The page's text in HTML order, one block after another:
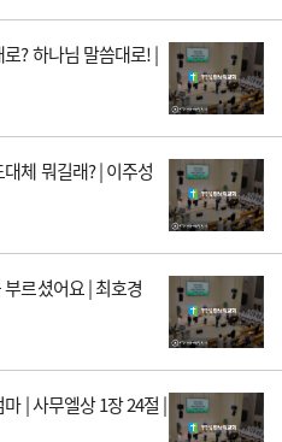
? 하나님 말씀대로! |
체 뭐길래? | 이주성
르셨어요 | 최호경
| 사무엘상 1장 24절 |